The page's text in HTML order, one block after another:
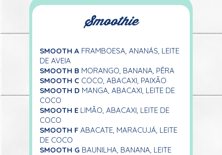
Smoothie
SMOOTH A FRAMBOESA, ANANÁS, LEITE
DE AVEIA
SMOOTH B MORANGO, BANANA, PÊRA
SMOOTH C COCO, ABACAXI, PAIXÃO
SMOOTH D MANGA, ABACAXI, LEITE DE
COCO
SMOOTH E LIMÃO, ABACAXI, LEITE DE
COCO
SMOOTH F ABACATE, MARACUJÁ, LEITE
DE COCO
SMOOTH G BAUNILHA, BANANA, LEITE